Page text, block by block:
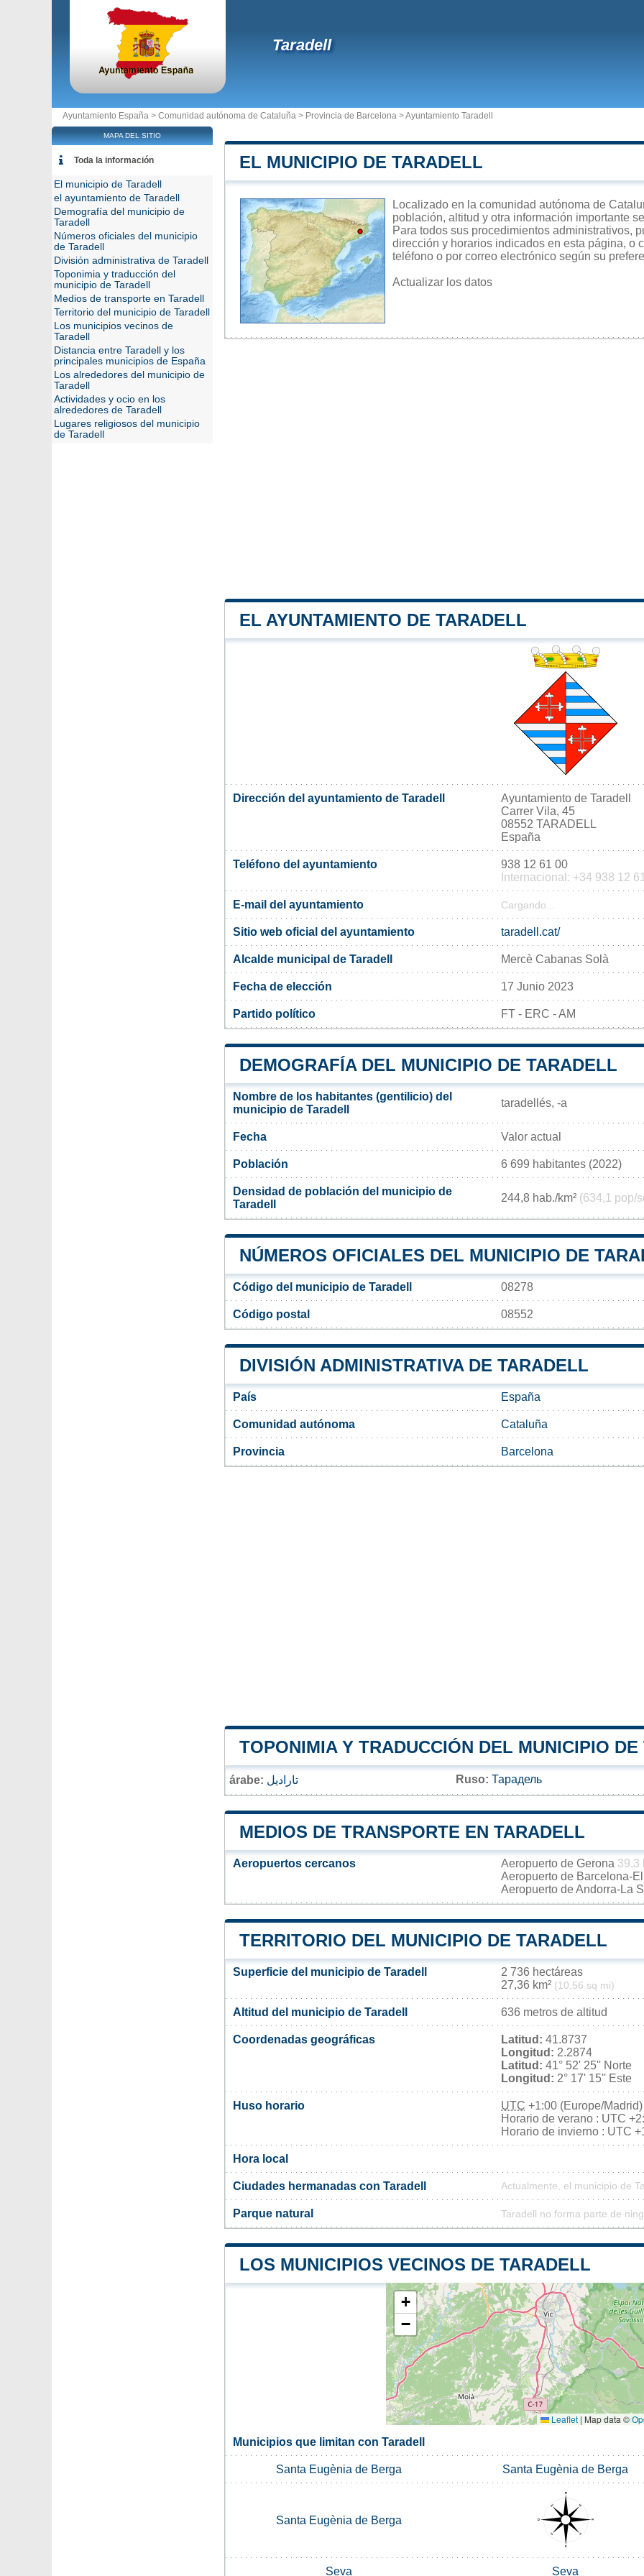
Taradell
Ayuntamiento España > Comunidad autónoma de Cataluña > Provincia de Barcelona >Ayuntamiento Taradell
EL MUNICIPIO DE TARADELL
Localizado en la comunidad autónoma de
población, altitud y otra información importante
Para todos sus procedimientos administrativos,
dirección y horarios indicados en esta página, o
teléfono o por correo electrónico según su
Actualizar los datos
EL AYUNTAMIENTO DE TARADELL
Dirección del ayuntamiento de Taradell
Ayuntamiento de Taradell
Carrer Vila, 45
08552 TARADELL
España
Teléfono del ayuntamiento
938 12 61 00
Internacional: +34 938 12
E-mail del ayuntamiento Cargando...
Sitio web oficial del ayuntamiento taradell.cat/
Alcalde municipal de Taradell Mercè Cabanas Solà
Fecha de elección 17 Junio 2023
Partido político FT - ERC - AM
DEMOGRAFÍA DEL MUNICIPIO DE TARADELL
Nombre de los habitantes (gentilicio) del
municipio de Taradell
taradellés, -a​
Fecha Valor actual
Población 6 699 habitantes (2022)
Densidad de población del municipio de
Taradell
244,8 hab./km² (634,1 pop/
NÚMEROS OFICIALES DEL MUNICIPIO DE
Código del municipio de Taradell 08278
Código postal 08552
DIVISIÓN ADMINISTRATIVA DE TARADELL
País España
Comunidad autónoma Cataluña
Provincia Barcelona
TOPONIMIA Y TRADUCCIÓN DEL MUNICIPIO
árabe: تاراديل Ruso: Тарадель
MEDIOS DE TRANSPORTE EN TARADELL
Aeropuertos cercanos Aeropuerto de Gerona 39.3
Aeropuerto de Barcelona-
Aeropuerto de Andorra-La
TERRITORIO DEL MUNICIPIO DE TARADELL
Superficie del municipio de Taradell
2 736 hectáreas
27,36 km² (10,56 sq mi)
Altitud del municipio de Taradell 636 metros de altitud
Coordenadas geográficas Latitud: 41.8737
Longitud: 2.2874
Latitud: 41° 52' 25'' Norte
Longitud: 2° 17' 15'' Este
Huso horario UTC +1:00 (Europe/Madrid)
Horario de verano : UTC
Horario de invierno : UTC
Hora local
Ciudades hermanadas con Taradell Actualmente, el municipio de
Parque natural Taradell no forma parte de
LOS MUNICIPIOS VECINOS DE TARADELL
+
−
Leaflet | Map data ©
Municipios que limitan con Taradell
Santa Eugènia de Berga Santa Eugènia de Berga
Santa Eugènia de Berga
Seva Seva
MAPA DEL SITIO
Toda la información
El municipio de Taradell
el ayuntamiento de Taradell
Demografía del municipio de
Taradell
Números oficiales del municipio
de Taradell
División administrativa de Taradell
Toponimia y traducción del
municipio de Taradell
Medios de transporte en Taradell
Territorio del municipio de Taradell
Los municipios vecinos de
Taradell
Distancia entre Taradell y los
principales municipios de España
Los alrededores del municipio de
Taradell
Actividades y ocio en los
alrededores de Taradell
Lugares religiosos del municipio
de Taradell